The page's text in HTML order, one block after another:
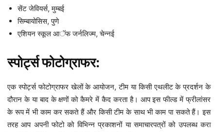
सेंट जेवियर्स, मुम्बई
सिम्बायोसिस, पुणे
एशियन स्कूल आॅफ जर्नलिज्म, चेन्नई
स्पोर्ट्स फोटोग्राफर:
एक स्पोर्ट्स फोटोग्राफर खेलों के आयोजन, टीम या किसी एथलीट के प्रदर्शन के
दौरान के या बाद के क्षणों को कैमरे में कैद करता है। आप इस फील्ड में फ्रीलांसर
के रूप में भी काम कर सकते हैं और किसी टीम के साथ भी काम पा सकते हैं। इस
तरह आप अपनी फोटो को विभिन्न प्रकाशनों या समाचारपत्रों को उपलब्ध करा